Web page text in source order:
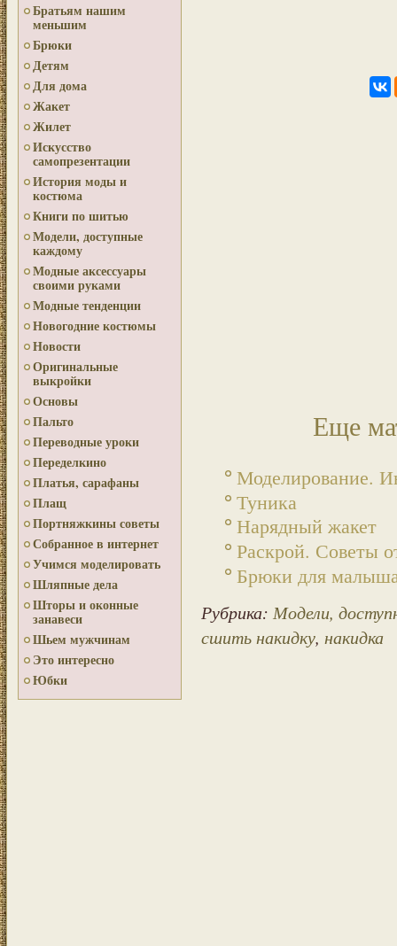
Братьям нашим
меньшим
Брюки
Детям
Для дома
Жакет
Жилет
Искусство
самопрезентации
История моды и
костюма
Книги по шитью
Модели, доступные
каждому
Модные аксессуары
своими руками
Модные тенденции
Новогодние костюмы
Новости
Оригинальные
выкройки
Основы
Пальто
Переводные уроки
Переделкино
Платья, сарафаны
Плащ
Портняжкины советы
Собранное в интернет
Учимся моделировать
Шляпные дела
Шторы и оконные
занавеси
Шьем мужчинам
Это интересно
Юбки
Еще
Моделирование.
Туника
Нарядный жакет
Раскрой. Советы
Брюки для
Рубрика: Модели,
сшить накидку, накидка